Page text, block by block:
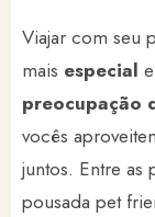
Viajar com seu
mais especial e
preocupação
vocês
juntos. Entre as
pousada pet